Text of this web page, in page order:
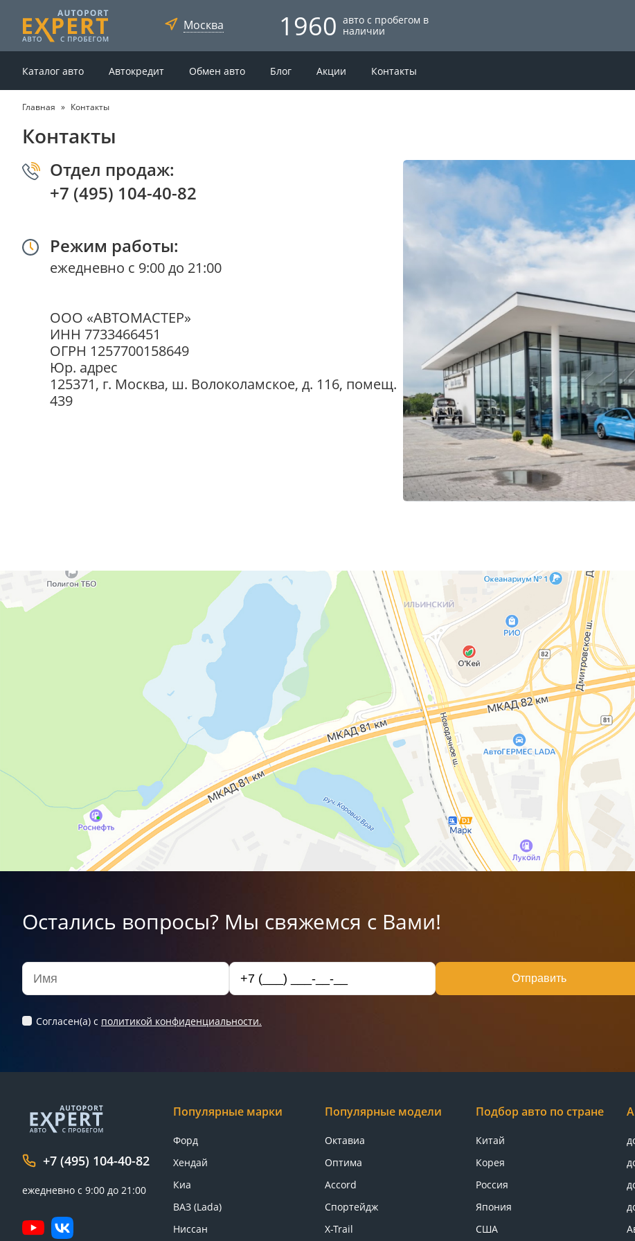
Москва 1960 авто с пробегом в
наличии
Каталог авто Автокредит Обмен авто Блог Акции Контакты
Главная Контакты
Контакты
Отдел продаж:
+7 (495) 104-40-82
Режим работы:
ежедневно с 9:00 до 21:00
ООО «АВТОМАСТЕР»
ИНН 7733466451
ОГРН 1257700158649
Юр. адрес
125371, г. Москва, ш. Волоколамское, д. 116, помещ.
439
Остались вопросы? Мы свяжемся с Вами!
Отправить
Согласен(а) c политикой конфиденциальности.
+7 (495) 104-40-82
ежедневно с 9:00 до 21:00
Популярные марки
Форд
Хендай
Киа
ВАЗ (Lada)
Ниссан
Популярные модели
Октавиа
Оптима
Accord
Спортейдж
X-Trail
Подбор авто по стране
Китай
Корея
Россия
Япония
США